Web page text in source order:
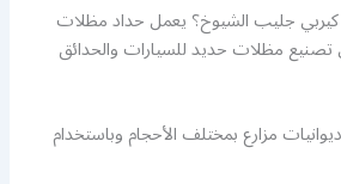
جليب الشيوخ؟ يعمل حداد مظلات
مظلات حديد للسيارات والحدائق
مزارع بمختلف الأحجام وباستخدام